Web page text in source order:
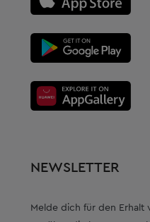
NEWSLETTER
Melde dich für den Erhalt